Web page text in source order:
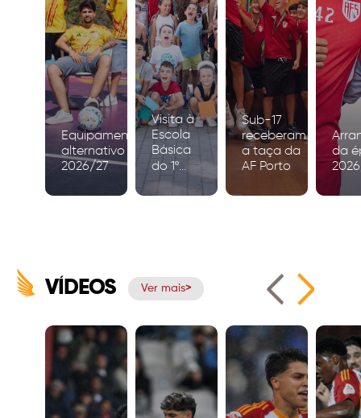
Equipamento
alternativo
2026/27
Visita à
Escola
Básica
do 1º
Ciclo de
Igreja
Sub-17
receberam
a taça da
AF Porto
da
VÍDEOS Ver mais